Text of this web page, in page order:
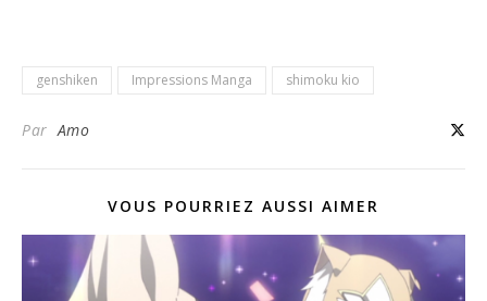
genshiken Impressions Manga shimoku kio
ParAmo
VOUS POURRIEZ AUSSI AIMER